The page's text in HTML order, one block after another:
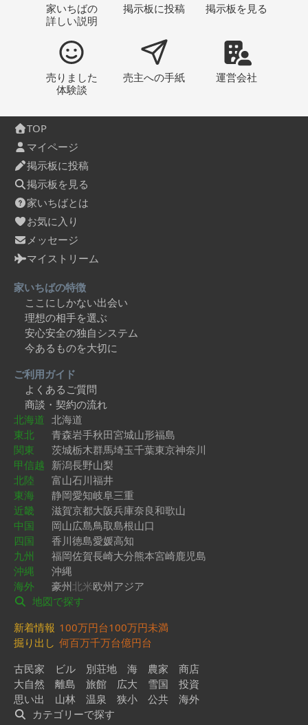
家いちばの
詳しい説明
掲示板に投稿 掲示板 を見る
売りました
体験談
売主への手紙 運営会社
TOP
マイページ
掲示板に投稿
掲示板を見る
家いちばとは
お気に入り
メッセージ
マイストリーム
家いちばの特徴
ここにしかない出会い
理想の相手を選ぶ
安心安全の独自システム
今あるものを大切に
ご利用ガイド
よくあるご質問
商談・契約の流れ
北海道 北海道
東北
青森岩手秋田宮城山形福島
関東
茨城栃木群馬埼玉千葉東京神奈川
甲信越 新潟長野山梨
北陸
富山石川福井
東海
静岡愛知岐阜三重
近畿
滋賀京都大阪兵庫奈良和歌山
中国
岡山広島鳥取島根山口
四国
香川徳島愛媛高知
九州
福岡佐賀長崎大分熊本宮崎鹿児島
沖縄
沖縄
海外
豪州北米欧州アジア
地図で探す
新着情報 100万円台100万円未満
掘り出し 何百万千万台億円台
古民家
ビル 別荘地 海 農家
商店
大自然
離島 旅館 広大 雪国
投資
思い出
山林 温泉 狭小 公共
海外
カテゴリーで探す